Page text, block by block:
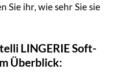
Sie ihr, wie sehr Sie sie
LINGERIE Soft-
Überblick: